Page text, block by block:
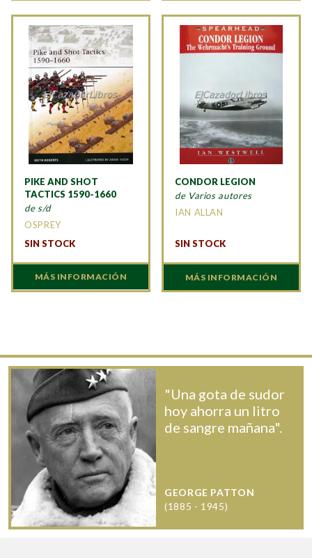
PIKE AND SHOT
TACTICS 1590-1660
de s/d
OSPREY
SIN STOCK
MÁS INFORMACIÓN
CONDOR LEGION
de Varios autores
IAN ALLAN
SIN STOCK
MÁS INFORMACIÓN
"Una gota de sudor
hoy ahorra un litro
de sangre mañana".
GEORGE PATTON
(1885 - 1945)